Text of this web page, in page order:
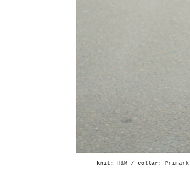
knit: H&M / collar :